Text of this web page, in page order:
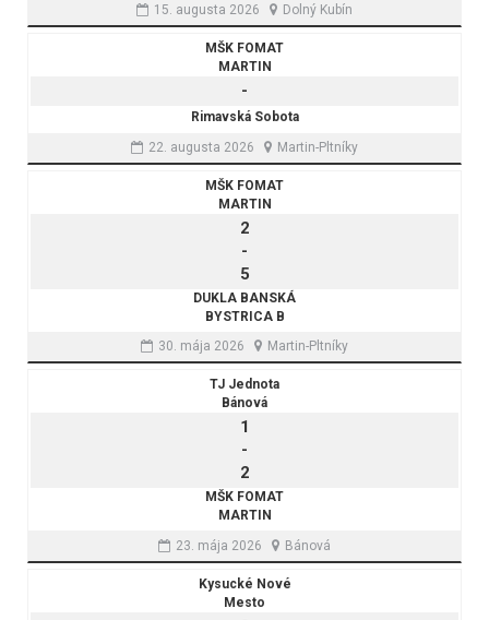
15. augusta 2026
Dolný Kubín
MŠK FOMAT
MARTIN
-
Rimavská Sobota
22. augusta 2026
Martin-Pltníky
MŠK FOMAT
MARTIN
2
-
5
DUKLA BANSKÁ
BYSTRICA B
30. mája 2026
Martin-Pltníky
TJ Jednota
Bánová
1
-
2
MŠK FOMAT
MARTIN
23. mája 2026
Bánová
Kysucké Nové
Mesto